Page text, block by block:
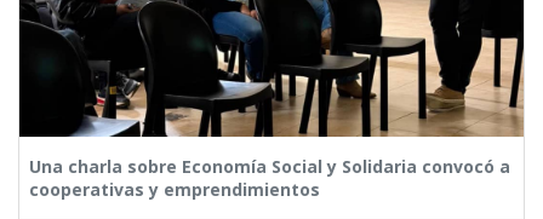
Una charla sobre Economía Social y Solidaria convocó a
cooperativas y emprendimientos